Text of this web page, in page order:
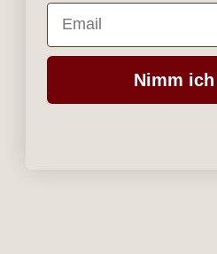
Email
Nimm